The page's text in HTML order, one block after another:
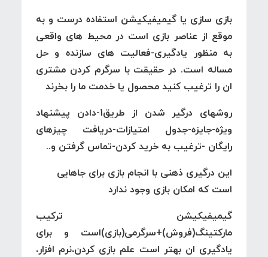
بازی سازی یا گیمیفیکیشن استفاده درست و به
موقع از عناصر بازی است در محیط های واقعی
به منظور یادگیری-فعالیت های سازنده و حل
مساله است. در حقیقت با سرگرم کردن مشتری
ان را ترغیب کنید محصول یا خدمت ما را بخرند
روشهای درگیر شدن از طریق1-دادن پیشنهاد
ویژه-جایزه-جدول امتیازات-دریافت چیزهای
رایگان -ترغیب به خرید کردن-تماس گرفتن و..
این درگیری ذهنی با انجام بازی برای جاهایی
است که امکان بازی وجود ندارد
گیمیفیکیشن ترکیب
مارکتینگ(فروش)+سرگرمی(بازی)است و برای
یادگیری ان بهتر است علم بازی کردن،نرم افزار،